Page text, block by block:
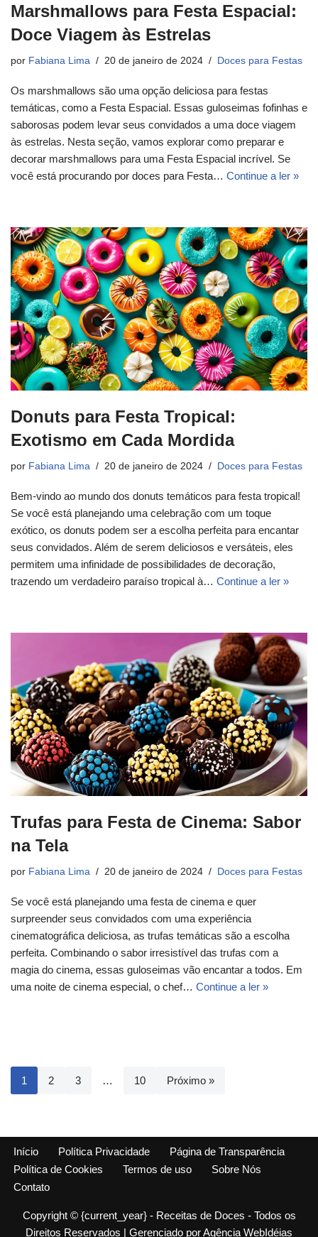
Marshmallows para Festa Espacial:
Doce Viagem às Estrelas
por Fabiana Lima 20 de janeiro de 2024 Doces para Festas
Os marshmallows são uma opção deliciosa para festas
temáticas, como a Festa Espacial. Essas guloseimas fofinhas e
saborosas podem levar seus convidados a uma doce viagem
às estrelas. Nesta seção, vamos explorar como preparar e
decorar marshmallows para uma Festa Espacial incrível. Se
você está procurando por doces para Festa… Continue a ler »
Donuts para Festa Tropical:
Exotismo em Cada Mordida
por Fabiana Lima 20 de janeiro de 2024 Doces para Festas
Bem-vindo ao mundo dos donuts temáticos para festa tropical!
Se você está planejando uma celebração com um toque
exótico, os donuts podem ser a escolha perfeita para encantar
seus convidados. Além de serem deliciosos e versáteis, eles
permitem uma infinidade de possibilidades de decoração,
trazendo um verdadeiro paraíso tropical à… Continue a ler »
Trufas para Festa de Cinema: Sabor
na Tela
por Fabiana Lima 20 de janeiro de 2024 Doces para Festas
Se você está planejando uma festa de cinema e quer
surpreender seus convidados com uma experiência
cinematográfica deliciosa, as trufas temáticas são a escolha
perfeita. Combinando o sabor irresistível das trufas com a
magia do cinema, essas guloseimas vão encantar a todos. Em
uma noite de cinema especial, o chef… Continue a ler »
1 2 3 … 10 Próximo »
Início Política Privacidade
Página de Transparência
Política de Cookies
Termos de uso
Sobre Nós
Contato
Copyright © {current_year} - Receitas de Doces - Todos os
Direitos Reservados | Gerenciado porAgência WebIdéias